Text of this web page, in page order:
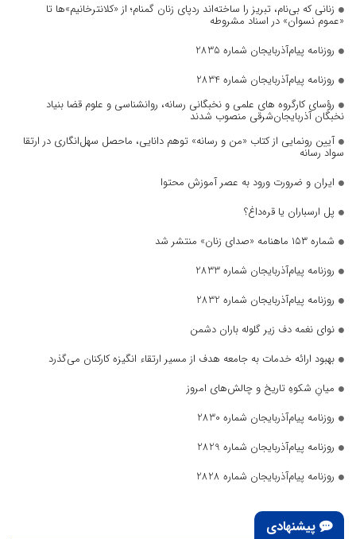
زنانی که بی‌نام، تبریز را ساخته‌اند ردپای زنان گمنام؛ از «کلانترخانیم»ها تا
«عموم نسوان» در اسناد مشروطه
روزنامه پیام‌آذربایجان شماره 2835
روزنامه پیام‌آذربایجان شماره 2834
رؤسای کارگروه های علمی و نخبگانی رسانه، روانشناسی و علوم قضا بنیاد
نخبگان آذربایجان‌شرقی منصوب شدند
آیین رونمایی از کتاب «من و رسانه» توهم دانایی، ماحصل سهل‌انگاری در ارتقا
سواد رسانه
ایران و ضرورت ورود به عصر آموزش محتوا
پل ارسباران یا قره‌داغ؟
شماره ۱۵۳ ماهنامه «صدای زنان» منتشر شد
روزنامه پیام‌آذربایجان شماره 2833
روزنامه پیام‌آذربایجان شماره 2832
نوای نغمه دف زیر گلوله باران دشمن
بهبود ارائه خدمات به جامعه هدف از مسیر ارتقاء انگیزه کارکنان می‌گذرد
میانِ شکوهِ تاریخ و چالش‌های امروز
روزنامه پیام‌آذربایجان شماره 2830
روزنامه پیام‌آذربایجان شماره 2829
روزنامه پیام‌آذربایجان شماره 2828
پیشنهادی